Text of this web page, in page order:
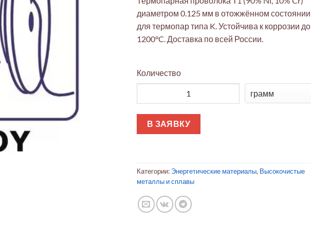
диаметром 0.125 мм в отожжённом состоянии
для термопар типа K. Устойчива к коррозии до
1200°C. Доставка по всей России.
Количество
В ЗАЯВКУ
Категории: Энергетические материалы, Высокочистые
металлы и сплавы